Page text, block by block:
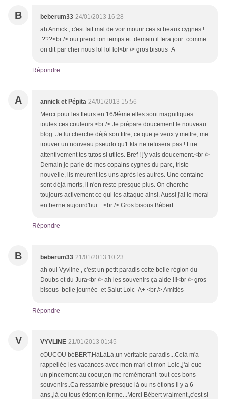
B beberum33 24/01/2013 16:28
ah Annick , c'est fait mal de voir mourir ces si beaux cygnes !
???<br /> oui prend ton temps et demain il fera jour comme
on dit par cher nous lol lol lol<br /> gros bisous A+
Répondre
A annick et Pépita 24/01/2013 15:56
Merci pour les fleurs en 16/9ème elles sont magnifiques
toutes ces couleurs.<br /> Je prépare doucement le nouveau
blog. Je lui cherche déjà son titre, ce que je veux y mettre, me
trouver un nouveau pseudo qu'Ekla ne refusera pas ! Lire
attentivement tes tutos si utiles. Bref ! j'y vais doucement.<br />
Demain je parle de mes copains cygnes du parc, triste
nouvelle, ils meurent les uns après les autres. Une centaine
sont déjà morts, il n'en reste presque plus. On cherche
toujours activement ce qui les attaque ainsi. Aussi j'ai le moral
en berne aujourd'hui ...<br /> Gros bisous Bébert
Répondre
B beberum33 21/01/2013 10:23
ah oui Vyvline , c'est un petit paradis cette belle région du
Doubs et du Jura<br /> ah les souvenirs ça aide !!!<br /> gros
bisous belle journée et Salut Loic A+ <br /> Amitiés
Répondre
V VYVLINE 21/01/2013 01:45
cOUCOU béBERT,HàLàLà,un véritable paradis...Celà m'a
rappellée les vacances avec mon mari et mon Loic,,j'ai eue
un pincement au coeur,en me remémorant tout ces bons
souvenirs..Ca ressamble presque là ou ns étions il y a 6
ans,,là ou tous étiont en forme...Merci Bébert vraiment,,c'est si